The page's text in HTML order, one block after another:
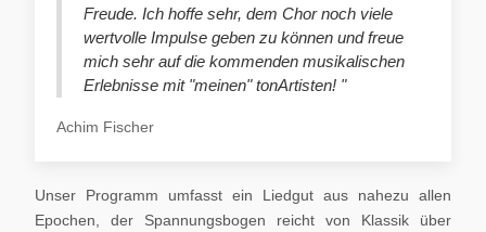
Freude. Ich hoffe sehr, dem Chor noch viele
wertvolle Impulse geben zu können und freue
mich sehr auf die kommenden musikalischen
Erlebnisse mit "meinen" tonArtisten! "
Achim Fischer
Unser Programm umfasst ein Liedgut aus nahezu allen
Epochen, der Spannungsbogen reicht von Klassik über